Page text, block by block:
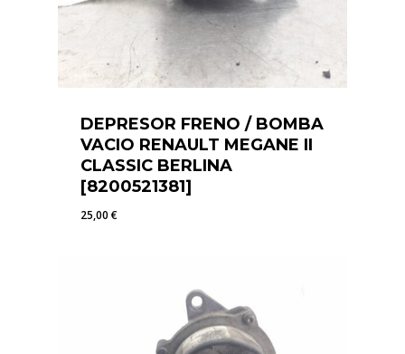
DEPRESOR FRENO / BOMBA
VACIO RENAULT MEGANE II
CLASSIC BERLINA
[8200521381]
25,00€